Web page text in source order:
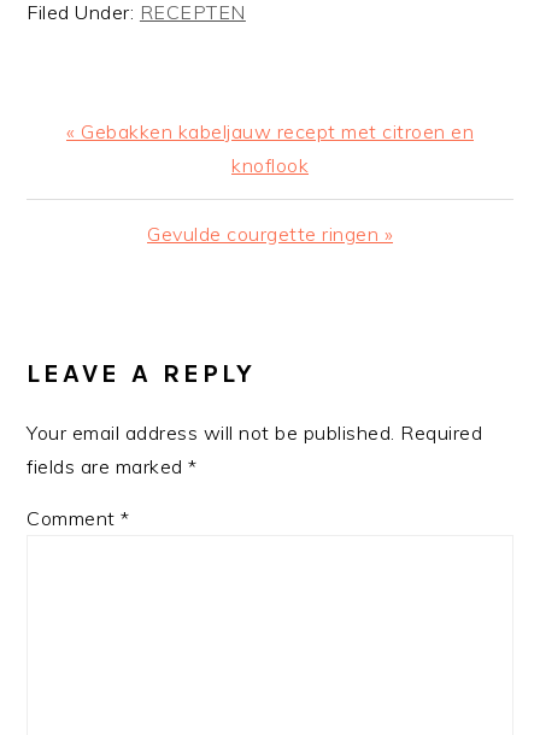
Filed Under: RECEPTEN
Previous
« Gebakken kabeljauw recept met citroen en
knoflook
Next
Gevulde courgette ringen »
INTERACTIONS
LEAVE A REPLY
Your email address will not be published. Required
fields are marked*
Comment*